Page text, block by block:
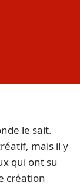
le sait.
mais il y
qui ont su
création